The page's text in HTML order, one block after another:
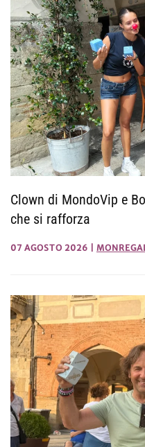
Clown di MondoVip e
che si rafforza
07 AGOSTO 2026